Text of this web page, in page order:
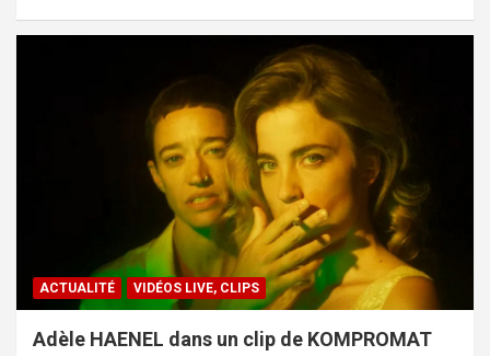
ACTUALITÉ VIDÉOS LIVE, CLIPS
Adèle HAENEL dans un clip de KOMPROMAT